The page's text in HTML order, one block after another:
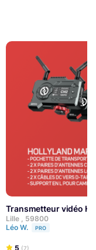
Transmetteur vidéo
Lille , 59800
Léo W.
PRO
5 (7)